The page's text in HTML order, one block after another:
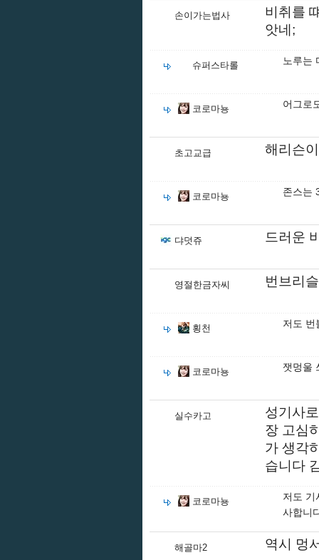
손이가는법사
비취를
앗네;
슈퍼스타롤 노루는
코로마뇽 어그로
초고교급 해리슨
코로마뇽 존스는
댜덧쥬 드러운
영절한금자씨 번브리
횡천 저도 번
코로마뇽 잿멍울
실수카고
성기사
장 고심
가 생각
습니다
코로마뇽
저도 기
사합니
해골마2 역시 멍